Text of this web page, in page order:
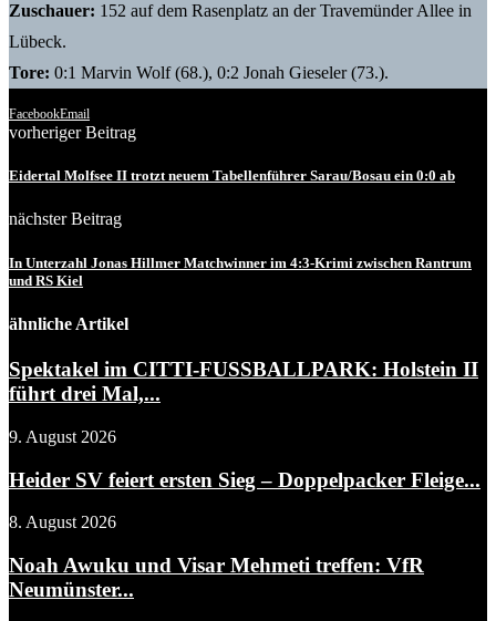
Zuschauer: 152 auf dem Rasenplatz an der Travemünder Allee in
Lübeck.
Tore: 0:1 Marvin Wolf (68.), 0:2 Jonah Gieseler (73.).
FacebookEmail
vorheriger Beitrag
Eidertal Molfsee II trotzt neuem Tabellenführer Sarau/Bosau ein 0:0 ab
nächster Beitrag
In Unterzahl Jonas Hillmer Matchwinner im 4:3-Krimi zwischen Rantrum
und RS Kiel
ähnliche Artikel
Spektakel im CITTI-FUSSBALLPARK: Holstein II
führt drei Mal,...
9. August 2026
Heider SV feiert ersten Sieg – Doppelpacker Fleige...
8. August 2026
Noah Awuku und Visar Mehmeti treffen: VfR
Neumünster...